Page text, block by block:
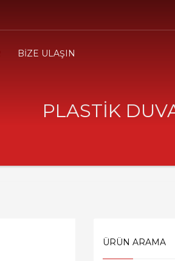
BİZE ULAŞIN
PLASTİK
ÜRÜN ARAMA